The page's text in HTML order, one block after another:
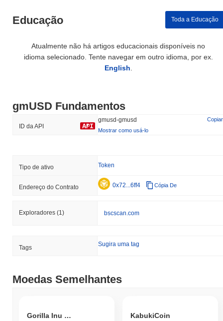
Educação Toda a Educação
Atualmente não há artigos educacionais disponíveis no
idioma selecionado. Tente navegar em outro idioma, por ex.
English
gmUSD Fundamentos
ID da API
gmusd-gmusd
Copiar
Mostrar como usá-lo
Tipo de ativo Token
Endereço do Contrato 0x72...6ff4 Cópia De
Exploradores (1) bscscan.com
Tags Sugira uma tag
Moedas Semelhantes
Gorilla Inu | Apes Together Strong KabukiCoin